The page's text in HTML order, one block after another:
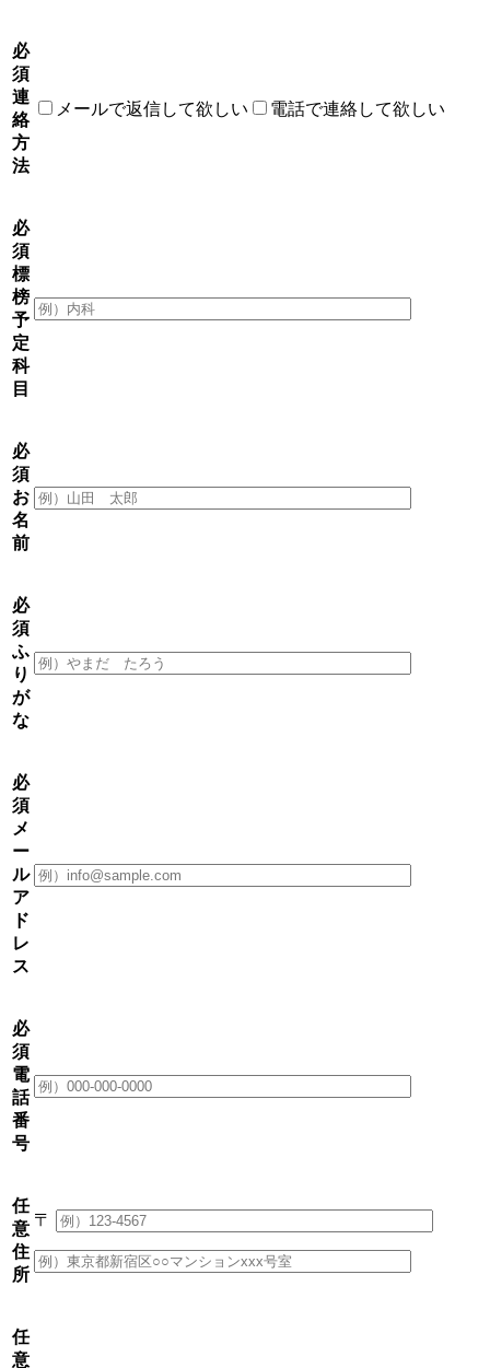
必
須
連
絡
方
法
メールで返信して欲しい 電話で連絡して欲しい
必
須
標
榜
予
定
科
目
必
須
お
名
前
必
須
ふ
り
が
な
必
須
メ
ー
ル
ア
ド
レ
ス
必
須
電
話
番
号
任
意
住
所
〒
任
意